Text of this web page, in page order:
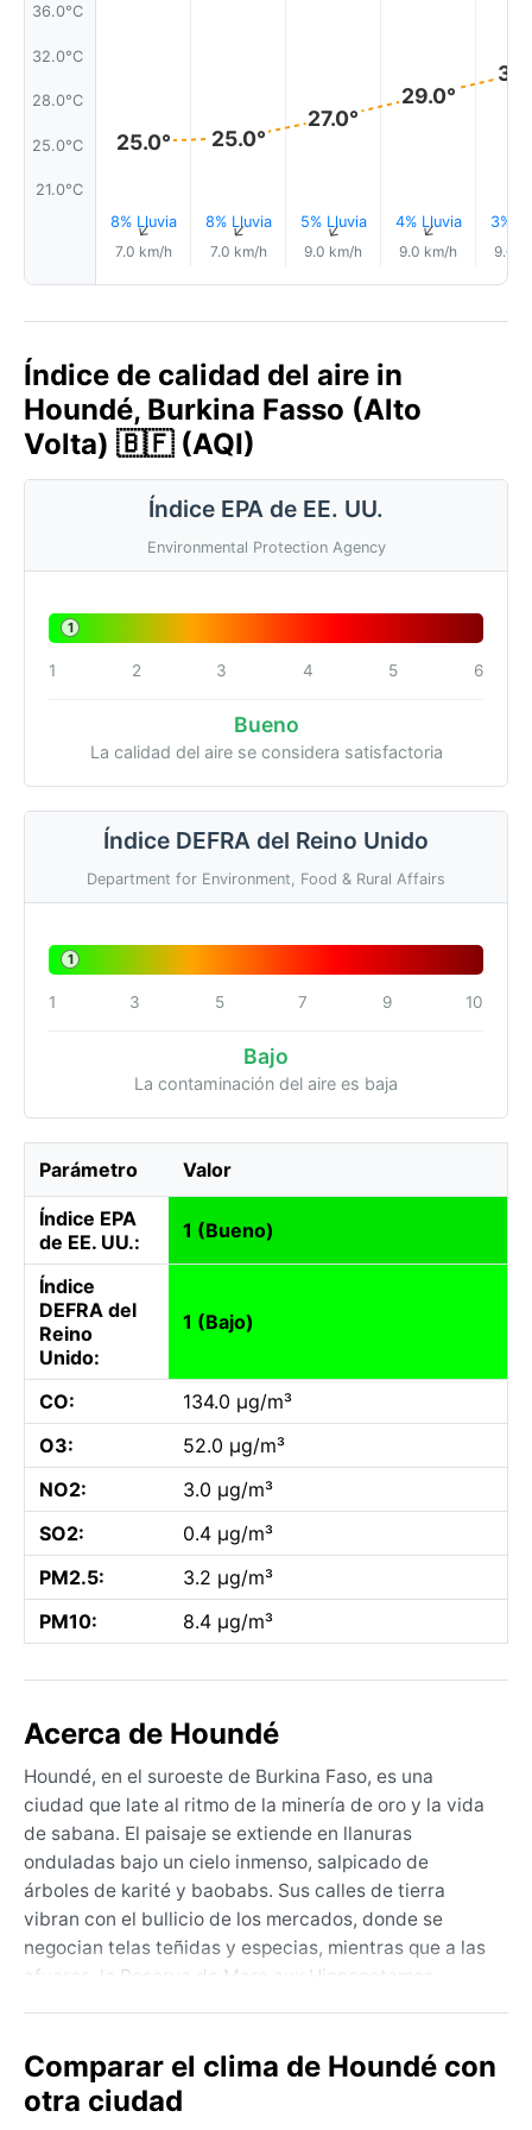
36.0°C
32.0°C
28.0°C
25.0°C
21.0°C
25.0°
8% Lluvia
↑
7.0 km/h
25.0°
8% Lluvia
↑
7.0 km/h
27.0°
5% Lluvia
↑
9.0 km/h
29.0°
4% Lluvia
↑
9.0 km/h
3%
9.0
Índice de calidad del aire in
Houndé, Burkina Fasso (Alto
Volta) 🇧🇫 (AQI)
Índice EPA de EE. UU.
Environmental Protection Agency
1
1 2 3 4 5 6
Bueno
La calidad del aire se considera satisfactoria
Índice DEFRA del Reino Unido
Department for Environment, Food & Rural Affairs
1
1 3 5 7 9 10
Bajo
La contaminación del aire es baja
Parámetro Valor
Índice EPA
de EE. UU.:
1 (Bueno)
Índice
DEFRA del
Reino
Unido:
1 (Bajo)
CO:
134.0 µg/m³
O3:
52.0 µg/m³
NO2:
3.0 µg/m³
SO2:
0.4 µg/m³
PM2.5:
3.2 µg/m³
PM10:
8.4 µg/m³
Acerca de Houndé
Houndé, en el suroeste de Burkina Faso, es una
ciudad que late al ritmo de la minería de oro y la vida
de sabana. El paisaje se extiende en llanuras
onduladas bajo un cielo inmenso, salpicado de
árboles de karité y baobabs. Sus calles de tierra
vibran con el bullicio de los mercados, donde se
negocian telas teñidas y especias, mientras que a las
afueras, la Reserva de Mare aux Hippopotames
carácter tranquilo pero vital, con la minería como
motor económico y las tradiciones agrícolas
marcando el calendario.
Comparar el clima de Houndé con
otra ciudad